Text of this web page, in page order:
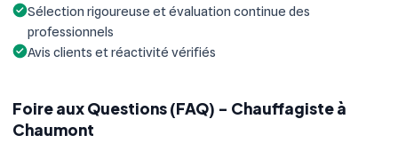
Sélection rigoureuse et évaluation continue des
professionnels
Avis clients et réactivité vérifiés
Foire aux Questions (FAQ) - Chauffagiste à
Chaumont